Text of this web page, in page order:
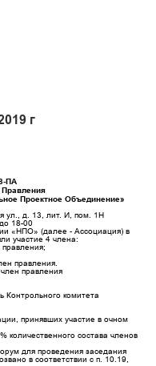
г
ПА
Правления
Проектное Объединение»
ул., д. 13, лит. И, пом. 1Н
18-00
«НПО» (далее - Ассоциация) в
участие 4 члена:
правления.
правления
комитета
принявших участие в очном
количественного состава членов
для проведения заседания
в соответствии с п. 10.19,